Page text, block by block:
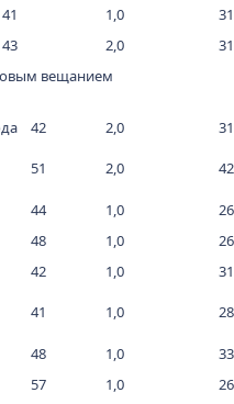
41 1,0
31
43 2,0
31
вещанием
42 2,0 31
51 2,0 42
44 1,0
26
48 1,0
26
42 1,0 31
41 1,0 28
48 1,0
33
57 1,0 26